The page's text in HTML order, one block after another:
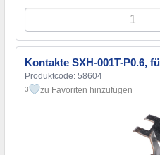
Kontakte SXH-001T-P0.6,
Produktcode: 58604
3 zu Favoriten hinzufügen